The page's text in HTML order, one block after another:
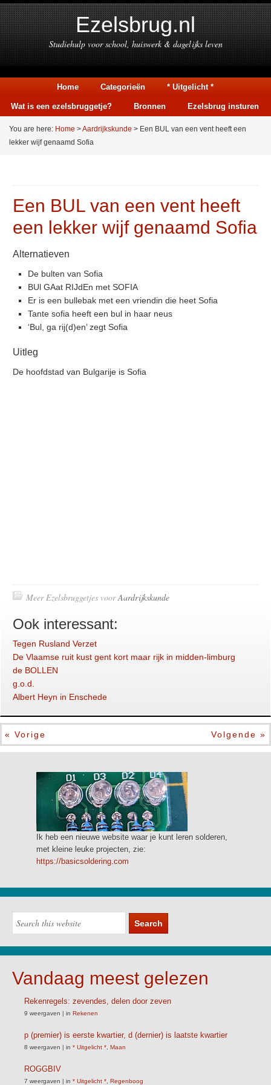
Ezelsbrug.nl
Studiehulp voor school, huiswerk & dagelijks leven
Home Categorieën * Uitgelicht *
Wat is een ezelsbruggetje? Bronnen Ezelsbrug insturen
You are here: Home >Aardrijkskunde > Een BUL van een vent heeft een
lekker wijf genaamd Sofia
Een BUL van een vent heeft
een lekker wijf genaamd Sofia
Alternatieven
De bulten van Sofia
BUl GAat RIJdEn met SOFIA
Er is een bullebak met een vriendin die heet Sofia
Tante sofia heeft een bul in haar neus
‘Bul, ga rij(d)en’ zegt Sofia
Uitleg
De hoofdstad van Bulgarije is Sofia
Meer Ezelsbruggetjes voorAardrijkskunde
Ook interessant:
Tegen Rusland Verzet
De Vlaamse ruit kust gent kort maar rijk in midden-limburg
de BOLLEN
g.o.d.
Albert Heyn in Enschede
« Vorige Volgende »
Ik heb een nieuwe website waar je kunt leren solderen,
met kleine leuke projecten, zie:
https://basicsoldering.com
Vandaag meest gelezen
Rekenregels: zevendes, delen door zeven
9 weergaven | in Rekenen
p (premier) is eerste kwartier, d (dernier) is laatste kwartier
8 weergaven | in * Uitgelicht * Maan
ROGGBIV
7 weergaven | in * Uitgelicht * Regenboog